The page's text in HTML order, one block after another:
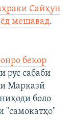
Сайҳун
мешавад.
бекор
рус сабаби
Марказӣ
боло
"самокатҳо"